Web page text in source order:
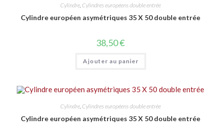
Cylindre Cylindres européens double entrée
Cylindre européen asymétriques 35 X 50 double entrée
38,50€
Ajouter au panier
Cylindre, Cylindres européens double entrée
Cylindre européen asymétriques 35 X 50 double entrée